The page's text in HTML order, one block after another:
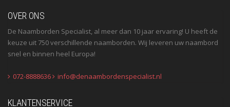
OVER ONS
De Naamborden Specialist, al meer dan 10 jaar ervaring! U heeft de
keuze uit 750 verschillende naamborden. Wij leveren uw naambord
snel en binnen heel Europa!
072-8888636 info@denaambordenspecialist.nl
KLANTENSERVICE